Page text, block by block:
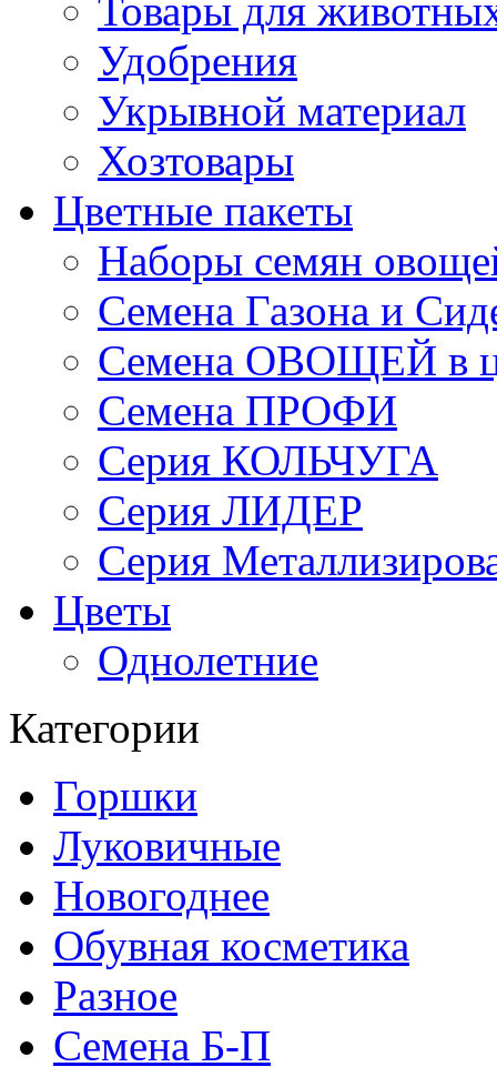
Товары для
Удобрения
Укрывной материал
Хозтовары
Цветные пакеты
Наборы семян
Семена Газона и
Семена ОВОЩЕЙ в
Семена ПРОФИ
Серия КОЛЬЧУГА
Серия ЛИДЕР
Серия
Цветы
Однолетние
Категории
Горшки
Луковичные
Новогоднее
Обувная косметика
Разное
Семена Б-П